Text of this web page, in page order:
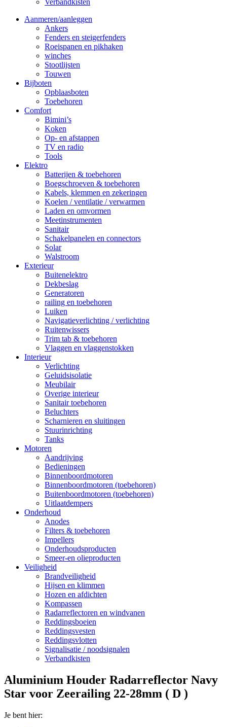
Verbandkisten
Aanmeren/aanleggen
Ankers
Fenders en steigerfenders
Roeispanen en pikhaken
winches
Stootlijsten
Touwen
Bijboten
Opblaasboten
Toebehoren
Comfort
Bimini’s
Koken
Op- en afstappen
TV en radio
Tools
Elektro
Batterijen & toebehoren
Boegschroeven & toebehoren
Kabels, klemmen en zekeringen
Koelen / ventilatie / verwarmen
Laden en omvormen
Meetinstrumenten
Sanitair
Schakelpanelen en connectors
Solar
Walstroom
Exterieur
Buitenelektro
Dekbeslag
Generatoren
railing en toebehoren
Luiken
Navigatieverlichting / verlichting
Ruitenwissers
Trim tab & toebehoren
Vlaggen en vlaggenstokken
Interieur
Verlichting
Geluidsisolatie
Meubilair
Overige interieur
Sanitair toebehoren
Beluchters
Scharnieren en sluitingen
Stuurinrichting
Tanks
Motoren
Aandrijving
Bedieningen
Binnenboordmotoren
Binnenboordmotoren (toebehoren)
Buitenboordmotoren (toebehoren)
Uitlaatdempers
Onderhoud
Anodes
Filters & toebehoren
Impellers
Onderhoudsproducten
Smeer-en olieproducten
Veiligheid
Brandveiligheid
Hijsen en klimmen
Hozen en afdichten
Kompassen
Radarreflectoren en windvanen
Reddingsboeien
Reddingsvesten
Reddingsvlotten
Signalisatie / noodsignalen
Verbandkisten
Aluminium Houder Radarreflector Navy
Star voor Zeerailing 22-28mm ( D )
Je bent hier: